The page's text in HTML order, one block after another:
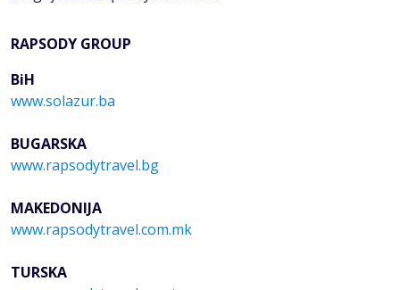
RAPSODY GROUP
BiH
www.solazur.ba
BUGARSKA
www.rapsodytravel.bg
MAKEDONIJA
www.rapsodytravel.com.mk
TURSKA